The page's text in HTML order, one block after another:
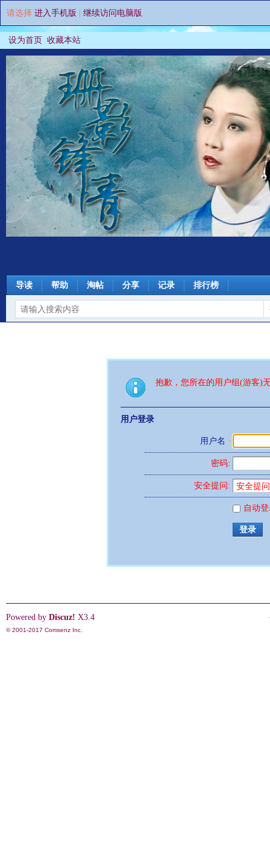
请选择 进入手机版 继续访问电脑版
设为首页 收藏本站
导读 帮助 淘帖 分享 记录 排行榜
抱歉，您所在的用户组(游客)
用户登录
用户名
密码:
安全提问:
自动
登录
Powered by Discuz! X3.4
© 2001-2017 Comsenz Inc.